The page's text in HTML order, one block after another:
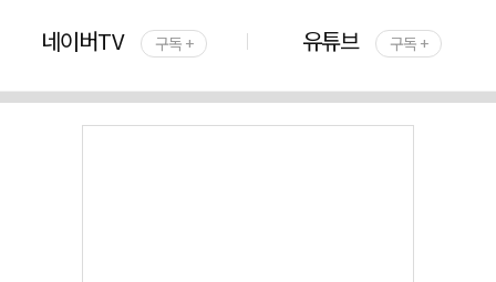
네이버TV 구독 + 유튜브 구독 +